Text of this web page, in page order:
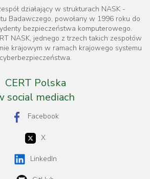
działający w strukturach NASK -
Badawczego, powołany w 1996 roku do
bezpieczeństwa komputerowego.
NASK, jednego z trzech takich zespołów
krajowym w ramach krajowego systemu
cyberbezpieczeństwa.
CERT Polska
social mediach
Facebook
X
LinkedIn